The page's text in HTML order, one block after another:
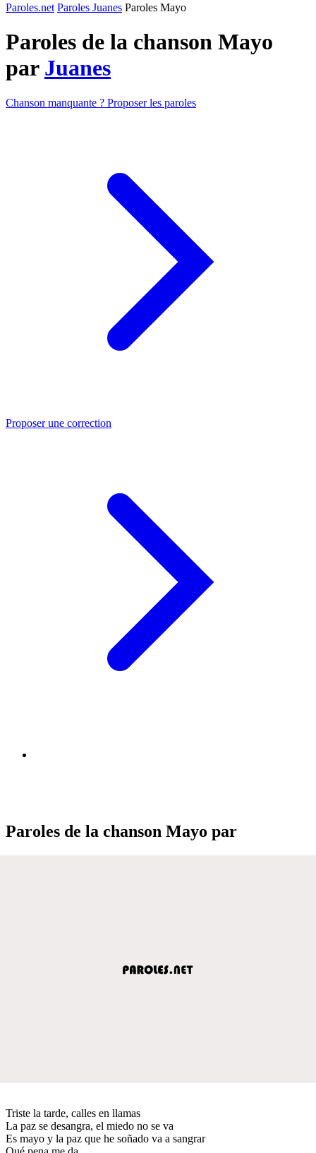
Paroles.net Paroles Juanes Paroles Mayo
Paroles de la chanson Mayo
par Juanes
Chanson manquante ? Proposer les paroles
Proposer une correction
Paroles de la chanson Mayo par
Triste la tarde, calles en llamas
La paz se desangra, el miedo no se va
Es mayo y la paz que he soñado va a sangrar